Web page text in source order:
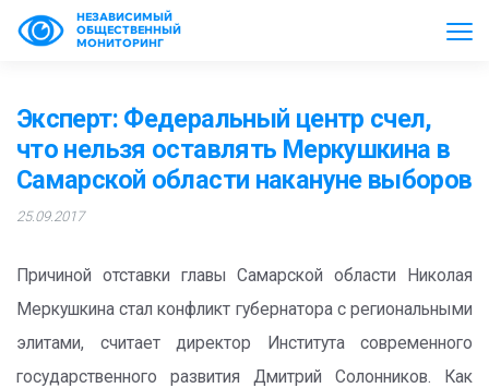
НЕЗАВИСИМЫЙ
ОБЩЕСТВЕННЫЙ
МОНИТОРИНГ
Эксперт: Федеральный центр счел,
что нельзя оставлять Меркушкина в
Самарской области накануне выборов
25.09.2017
Причиной отставки главы Самарской области Николая
Меркушкина стал конфликт губернатора с региональными
элитами, считает директор Института современного
государственного развития Дмитрий Солонников. Как